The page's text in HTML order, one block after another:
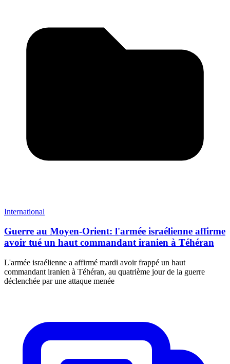
International
Guerre au Moyen-Orient: l'armée israélienne affirme
avoir tué un haut commandant iranien à Téhéran
L'armée israélienne a affirmé mardi avoir frappé un haut
commandant iranien à Téhéran, au quatrième jour de la guerre
déclenchée par une attaque menée